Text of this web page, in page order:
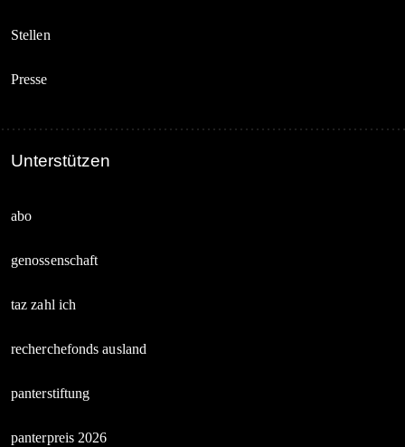
Stellen
Presse
Unterstützen
abo
genossenschaft
taz zahl ich
recherchefonds ausland
panterstiftung
panterpreis 2026